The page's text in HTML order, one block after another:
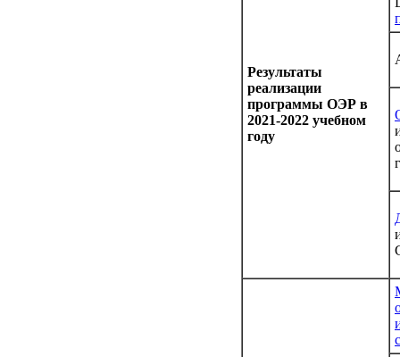
Результаты
реализации
программы ОЭР в
2021-2022 учебном
году